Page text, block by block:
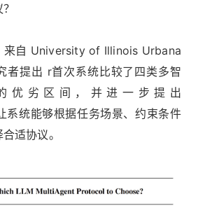
来自 University of Illinois Urbana
者提出 r首次系统比较了四类多智
优劣区间，并进一步提出
统能够根据任务场景、约束条件
适协议。